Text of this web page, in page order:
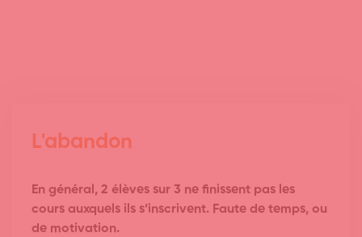
L'abandon
En général, 2 élèves sur 3 ne finissent pas les
cours auxquels ils s’inscrivent. Faute de temps, ou
de motivation.